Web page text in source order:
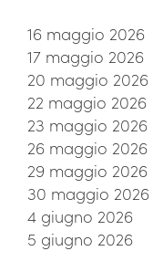
16 maggio 2026
17 maggio 2026
20 maggio 2026
22 maggio 2026
23 maggio 2026
26 maggio 2026
29 maggio 2026
30 maggio 2026
4 giugno 2026
5 giugno 2026